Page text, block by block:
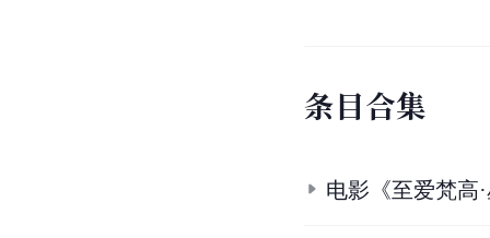
条目合集
电影《至爱梵高